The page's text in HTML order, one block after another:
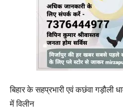
बिहार के सहप्रभारी एवं कछंवा
में विलीन